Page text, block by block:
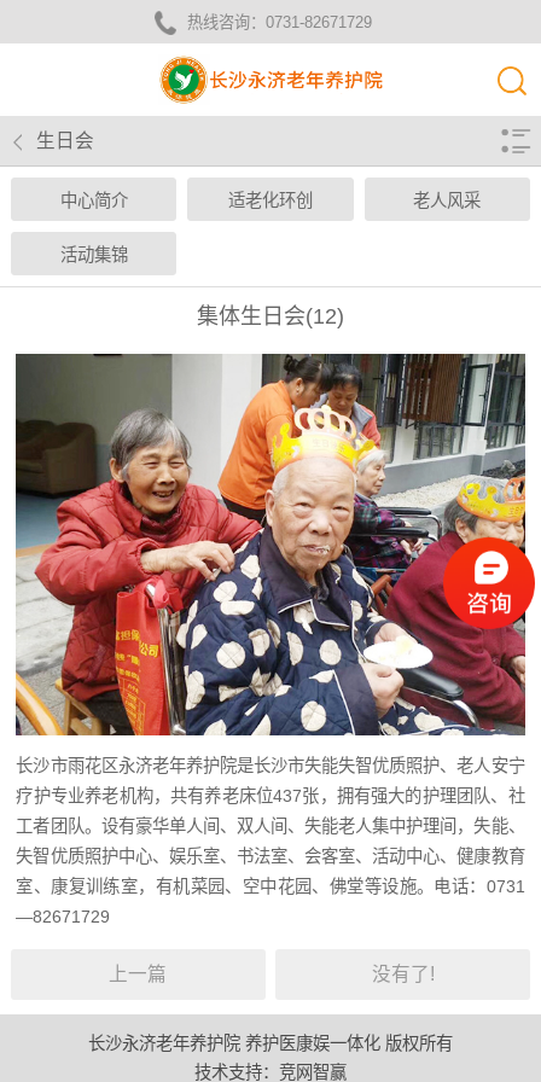
热线咨询： 0731-82671729
生日会
中心简介 适老化环创 老人风采
活动集锦
集体生日会(12)
长沙市雨花区永济老年养护院是长沙市失能失智优质照护、老人安宁
疗护专业养老机构，共有养老床位437张，拥有强大的护理团队、社
工者团队。设有豪华单人间、双人间、失能老人集中护理间，失能、
失智优质照护中心、娱乐室、书法室、会客室、活动中心、健康教育
室、康复训练室，有机菜园、空中花园、佛堂等设施。电话：0731
—82671729
上一篇 没有了!
长沙永济老年养护院 养护医康娱一体化 版权所有
技术支持： 竞网智赢